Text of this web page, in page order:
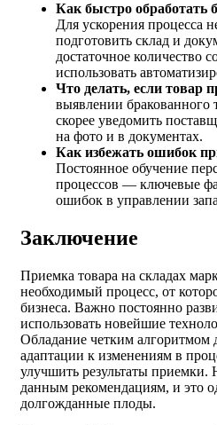
Как быстро обработать
Для ускорения процесса
подготовить склад и
достаточное количество
использовать
Что делать, если товар
выявлении бракованного
скорее уведомить
на фото и в документах.
Как избежать ошибок
Постоянное обучение
процессов — ключевые
ошибок в управлении
Заключение
Приемка товара на складах
необходимый процесс, от
бизнеса. Важно постоянно
использовать новейшие
Обладание четким алгоритмом
адаптации к изменениям в
улучшить результаты приемки.
данным рекомендациям, и это
долгожданные плоды.